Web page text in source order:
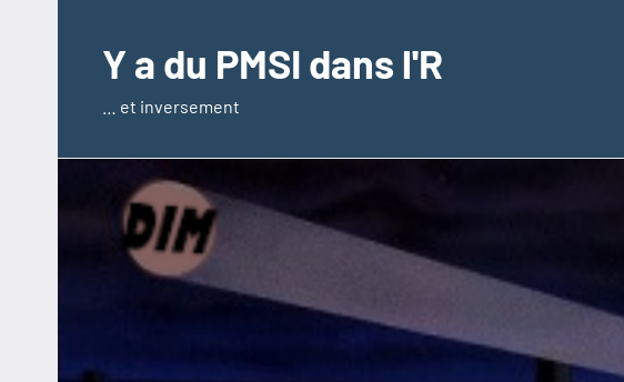
contenuY a du PMSI dans l'R
… et inversement